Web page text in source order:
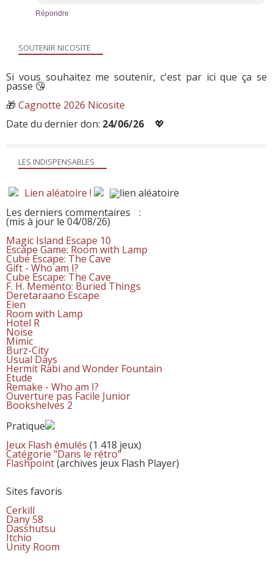
Répondre
LES INDISPENSABLES
Lien aléatoire !
Les derniers commentaires
:
(mis à jour le 04/08/26)
Magic Island Escape 10
Escape Game: Room with Lamp
Cube Escape: The Cave
Gift - Who am I?
Cube Escape: The Cave
F. H. Memento: Buried Things
Deretaraano Escape
Eien
Room with Lamp
Hotel R
Noise
Mimic
Burz-City
Usual Days
Hermit Rabi and Wonder Fountain
Etude
Remake - Who am I?
Ouverture pas Facile Junior
Bookshelves 2
Pratique
Jeux Flash émulés (1 418 jeux)
Catégorie "Dans le rétro"
Flashpoint(archives jeux Flash Player)
Sites favoris
Cerkill
Dany 58
Dasshutsu
Itchio
Unity Room
SOUTENIR NICOSITE
Si vous souhaitez me soutenir, c'est par ici que ça se
passe 😘
🎁 Cagnotte 2026 Nicosite
Date du dernier don: 24/06/26 💖